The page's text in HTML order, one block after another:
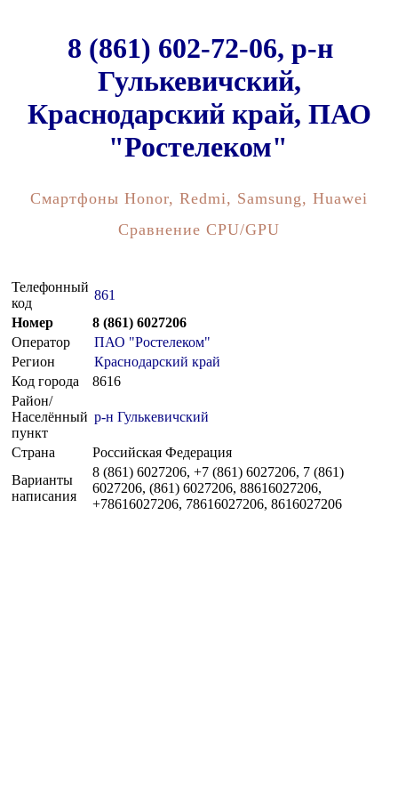
8 (861) 602-72-06, р-н
Гулькевичский,
Краснодарский край, ПАО
"Ростелеком"
Смартфоны Honor, Redmi, Samsung, Huawei
Сравнение CPU/GPU
Телефонный
код
861
Номер
8 (861) 6027206
Оператор
ПАО "Ростелеком"
Регион
Краснодарский край
Код города
8616
Район/
Населённый
пункт
р-н Гулькевичский
Страна
Российская Федерация
Варианты
написания
8 (861) 6027206, +7 (861) 6027206, 7 (861)
6027206, (861) 6027206, 88616027206,
+78616027206, 78616027206, 8616027206